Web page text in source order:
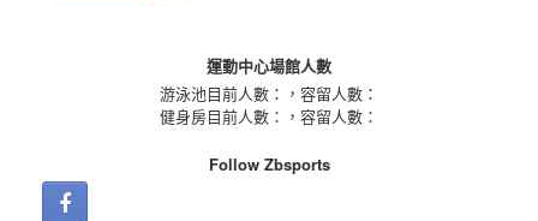
運動中心場館人數
游泳池目前人數：
，容留人數：
健身房目前人數：
，容留人數：
Follow Zbsports